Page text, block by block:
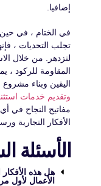
إضافيا.
في الختام ، في حين
تجلب التحديات ،
لتزدهر. من خلال
المقاومة للركود ،
اليقين وبناء
وتقديم خدمات
مفاتيح النجاح في
الأفكار التجارية
الأسئلة
هل هذه الأفكار
الأعمال لأول